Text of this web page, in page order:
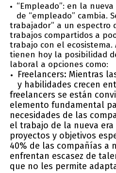
“Empleado”: en la
de “empleado” cambia.
trabajador” a un espectro
trabajos compartidos a
trabajo con el ecosistema.
tienen hoy la posibilidad
laboral a opciones como:
Freelancers: Mientras
y habilidades crecen
freelancers se están
elemento fundamental
necesidades de las
el trabajo de la nueva
proyectos y objetivos
40% de las compañías a
enfrentan escasez de
que no les permite